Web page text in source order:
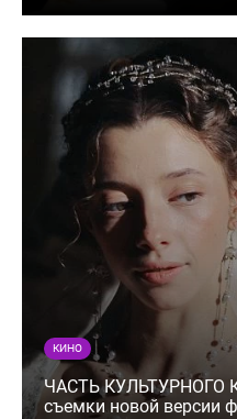
КИНО
ЧАСТЬ КУЛЬТУРНОГО
съемки новой версии